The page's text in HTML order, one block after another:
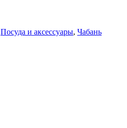
Посуда и аксессуары, Чабань